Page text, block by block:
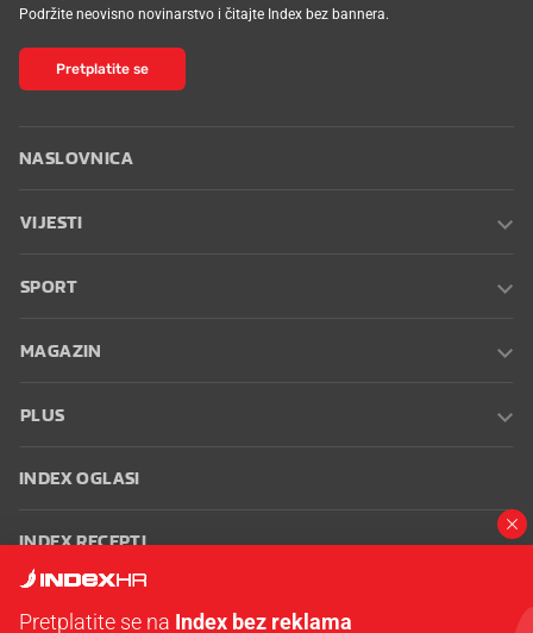
Podržite neovisno novinarstvo i čitajte Index bez bannera.
Pretplatite se
NASLOVNICA
VIJESTI
SPORT
MAGAZIN
PLUS
INDEX OGLASI
INDEX RECEPTI
Pretplatite se na Index bez reklama